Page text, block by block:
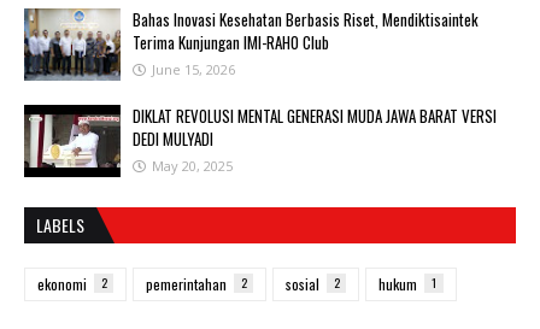
Bahas Inovasi Kesehatan Berbasis Riset, Mendiktisaintek
Terima Kunjungan IMI-RAHO Club
June 15, 2026
DIKLAT REVOLUSI MENTAL GENERASI MUDA JAWA BARAT VERSI
DEDI MULYADI
May 20, 2025
LABELS
ekonomi 2 pemerintahan 2 sosial 2 hukum 1